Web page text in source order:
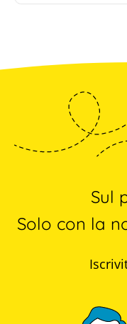
Sul
Solo con la